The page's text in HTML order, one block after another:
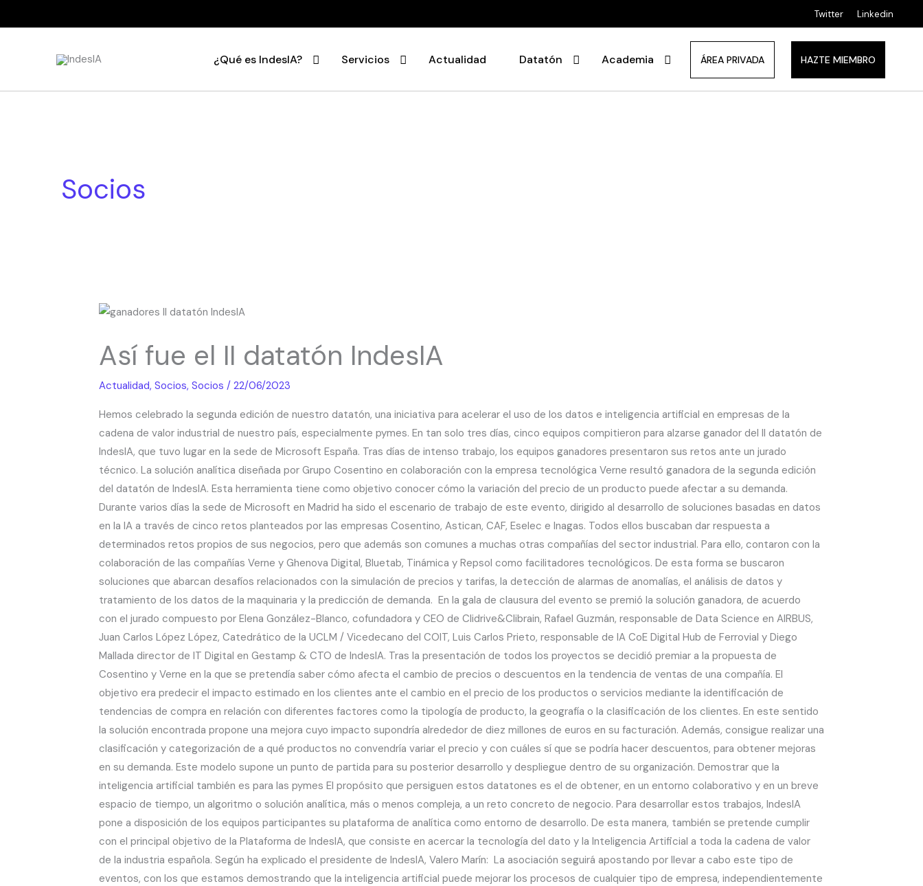
al
Twitter Linkedin
¿Qué es IndesIA? Servicios Actualidad Datatón Academia ÁREA PRIVADA HAZTE MIEMBRO
Socios
Así fue el II datatón IndesIA
Actualidad, Socios, Socios / 22/06/2023
Hemos celebrado la segunda edición de nuestro datatón, una iniciativa para acelerar el uso de los datos e inteligencia artificial en empresas de la
cadena de valor industrial de nuestro país, especialmente pymes. En tan solo tres días, cinco equipos compitieron para alzarse ganador del II datatón de
IndesIA, que tuvo lugar en la sede de Microsoft España. Tras días de intenso trabajo, los equipos ganadores presentaron sus retos ante un jurado
técnico. La solución analítica diseñada por Grupo Cosentino en colaboración con la empresa tecnológica Verne resultó ganadora de la segunda edición
del datatón de IndesIA. Esta herramienta tiene como objetivo conocer cómo la variación del precio de un producto puede afectar a su demanda.
Durante varios días la sede de Microsoft en Madrid ha sido el escenario de trabajo de este evento, dirigido al desarrollo de soluciones basadas en datos
en la IA a través de cinco retos planteados por las empresas Cosentino, Astican, CAF, Eselec e Inagas. Todos ellos buscaban dar respuesta a
determinados retos propios de sus negocios, pero que además son comunes a muchas otras compañías del sector industrial. Para ello, contaron con la
colaboración de las compañías Verne y Ghenova Digital, Bluetab, Tinámica y Repsol como facilitadores tecnológicos. De esta forma se buscaron
soluciones que abarcan desafíos relacionados con la simulación de precios y tarifas, la detección de alarmas de anomalías, el análisis de datos y
tratamiento de los datos de la maquinaria y la predicción de demanda. En la gala de clausura del evento se premió la solución ganadora, de acuerdo
con el jurado compuesto por Elena González-Blanco, cofundadora y CEO de Clidrive&Clibrain, Rafael Guzmán, responsable de Data Science en AIRBUS,
Juan Carlos López López, Catedrático de la UCLM / Vicedecano del COIT, Luis Carlos Prieto, responsable de IA CoE Digital Hub de Ferrovial y Diego
Mallada director de IT Digital en Gestamp & CTO de IndesIA. Tras la presentación de todos los proyectos se decidió premiar a la propuesta de
Cosentino y Verne en la que se pretendía saber cómo afecta el cambio de precios o descuentos en la tendencia de ventas de una compañía. El
objetivo era predecir el impacto estimado en los clientes ante el cambio en el precio de los productos o servicios mediante la identificación de
tendencias de compra en relación con diferentes factores como la tipología de producto, la geografía o la clasificación de los clientes. En este sentido
la solución encontrada propone una mejora cuyo impacto supondría alrededor de diez millones de euros en su facturación. Además, consigue realizar una
clasificación y categorización de a qué productos no convendría variar el precio y con cuáles sí que se podría hacer descuentos, para obtener mejoras
en su demanda. Este modelo supone un punto de partida para su posterior desarrollo y despliegue dentro de su organización. Demostrar que la
inteligencia artificial también es para las pymes El propósito que persiguen estos datatones es el de obtener, en un entorno colaborativo y en un breve
espacio de tiempo, un algoritmo o solución analítica, más o menos compleja, a un reto concreto de negocio. Para desarrollar estos trabajos, IndesIA
pone a disposición de los equipos participantes su plataforma de analítica como entorno de desarrollo. De esta manera, también se pretende cumplir
con el principal objetivo de la Plataforma de IndesIA, que consiste en acercar la tecnología del dato y la Inteligencia Artificial a toda la cadena de valor
de la industria española. Según ha explicado el presidente de IndesIA, Valero Marín: La asociación seguirá apostando por llevar a cabo este tipo de
eventos, con los que estamos demostrando que la inteligencia artificial puede mejorar los procesos de cualquier tipo de empresa, independientemente
Así
el
II
datatón